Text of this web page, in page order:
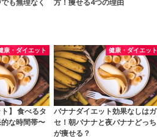
も無理なく
方！痩せる4つの理由
康・ダイエット
ト】 食べるタ
な時間帯〜
健康・ダイエット
バナナダイエット効果なしはガ
セ！朝バナナと夜バナナどっち
が痩せる？